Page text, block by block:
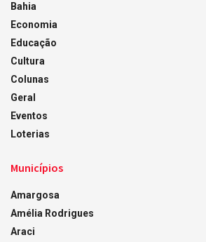
Bahia
Economia
Educação
Cultura
Colunas
Geral
Eventos
Loterias
Municípios
Amargosa
Amélia Rodrigues
Araci